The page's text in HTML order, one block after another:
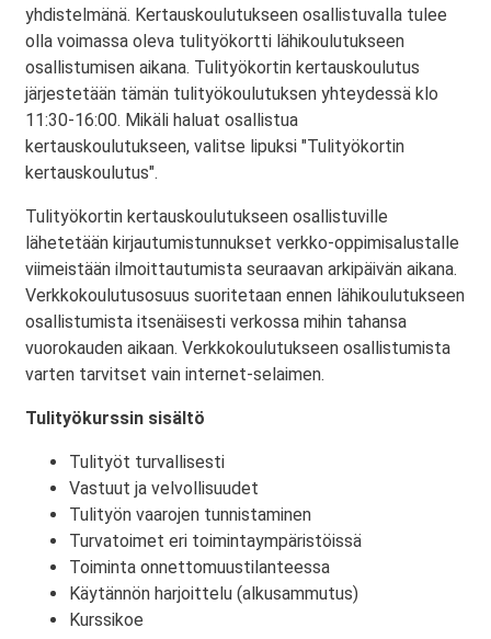
yhdistelmänä. Kertauskoulutukseen osallistuvalla tulee
olla voimassa oleva tulityökortti lähikoulutukseen
osallistumisen aikana. Tulityökortin kertauskoulutus
järjestetään tämän tulityökoulutuksen yhteydessä klo
11:30-16:00. Mikäli haluat osallistua
kertauskoulutukseen, valitse lipuksi "Tulityökortin
kertauskoulutus".
Tulityökortin kertauskoulutukseen osallistuville
lähetetään kirjautumistunnukset verkko-oppimisalustalle
viimeistään ilmoittautumista seuraavan arkipäivän aikana.
Verkkokoulutusosuus suoritetaan ennen lähikoulutukseen
osallistumista itsenäisesti verkossa mihin tahansa
vuorokauden aikaan. Verkkokoulutukseen osallistumista
varten tarvitset vain internet-selaimen.
Tulityökurssin sisältö
Tulityöt turvallisesti
Vastuut ja velvollisuudet
Tulityön vaarojen tunnistaminen
Turvatoimet eri toimintaympäristöissä
Toiminta onnettomuustilanteessa
Käytännön harjoittelu (alkusammutus)
Kurssikoe